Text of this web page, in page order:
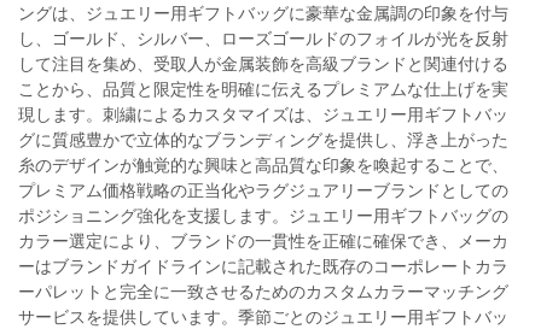
ングは、ジュエリー用ギフトバッグに豪華な金属調の印象を付与
し、ゴールド、シルバー、ローズゴールドのフォイルが光を反射
して注目を集め、受取人が金属装飾を高級ブランドと関連付ける
ことから、品質と限定性を明確に伝えるプレミアムな仕上げを実
現します。刺繍によるカスタマイズは、ジュエリー用ギフトバッ
グに質感豊かで立体的なブランディングを提供し、浮き上がった
糸のデザインが触覚的な興味と高品質な印象を喚起することで、
プレミアム価格戦略の正当化やラグジュアリーブランドとしての
ポジショニング強化を支援します。ジュエリー用ギフトバッグの
カラー選定により、ブランドの一貫性を正確に確保でき、メーカ
ーはブランドガイドラインに記載された既存のコーポレートカラ
ーパレットと完全に一致させるためのカスタムカラーマッチング
サービスを提供しています。季節ごとのジュエリー用ギフトバッ